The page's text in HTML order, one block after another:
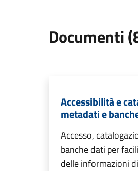
Documenti
Accessibilità e
metadati e
Accesso,
banche dati per
delle informazioni